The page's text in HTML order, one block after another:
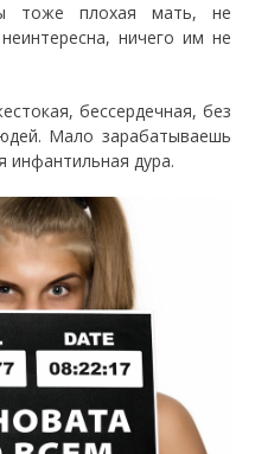
плохая мать, не
ничего им не
бессердечная, без
Мало зарабатываешь
дура.